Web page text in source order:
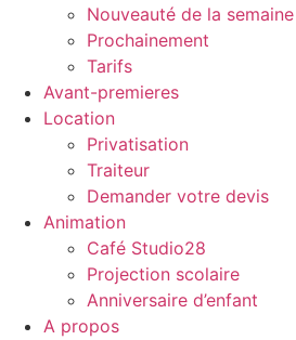
Nouveauté de la semaine
Prochainement
Tarifs
Avant-premieres
Location
Privatisation
Traiteur
Demander votre devis
Animation
Café Studio28
Projection scolaire
Anniversaire d’enfant
A propos